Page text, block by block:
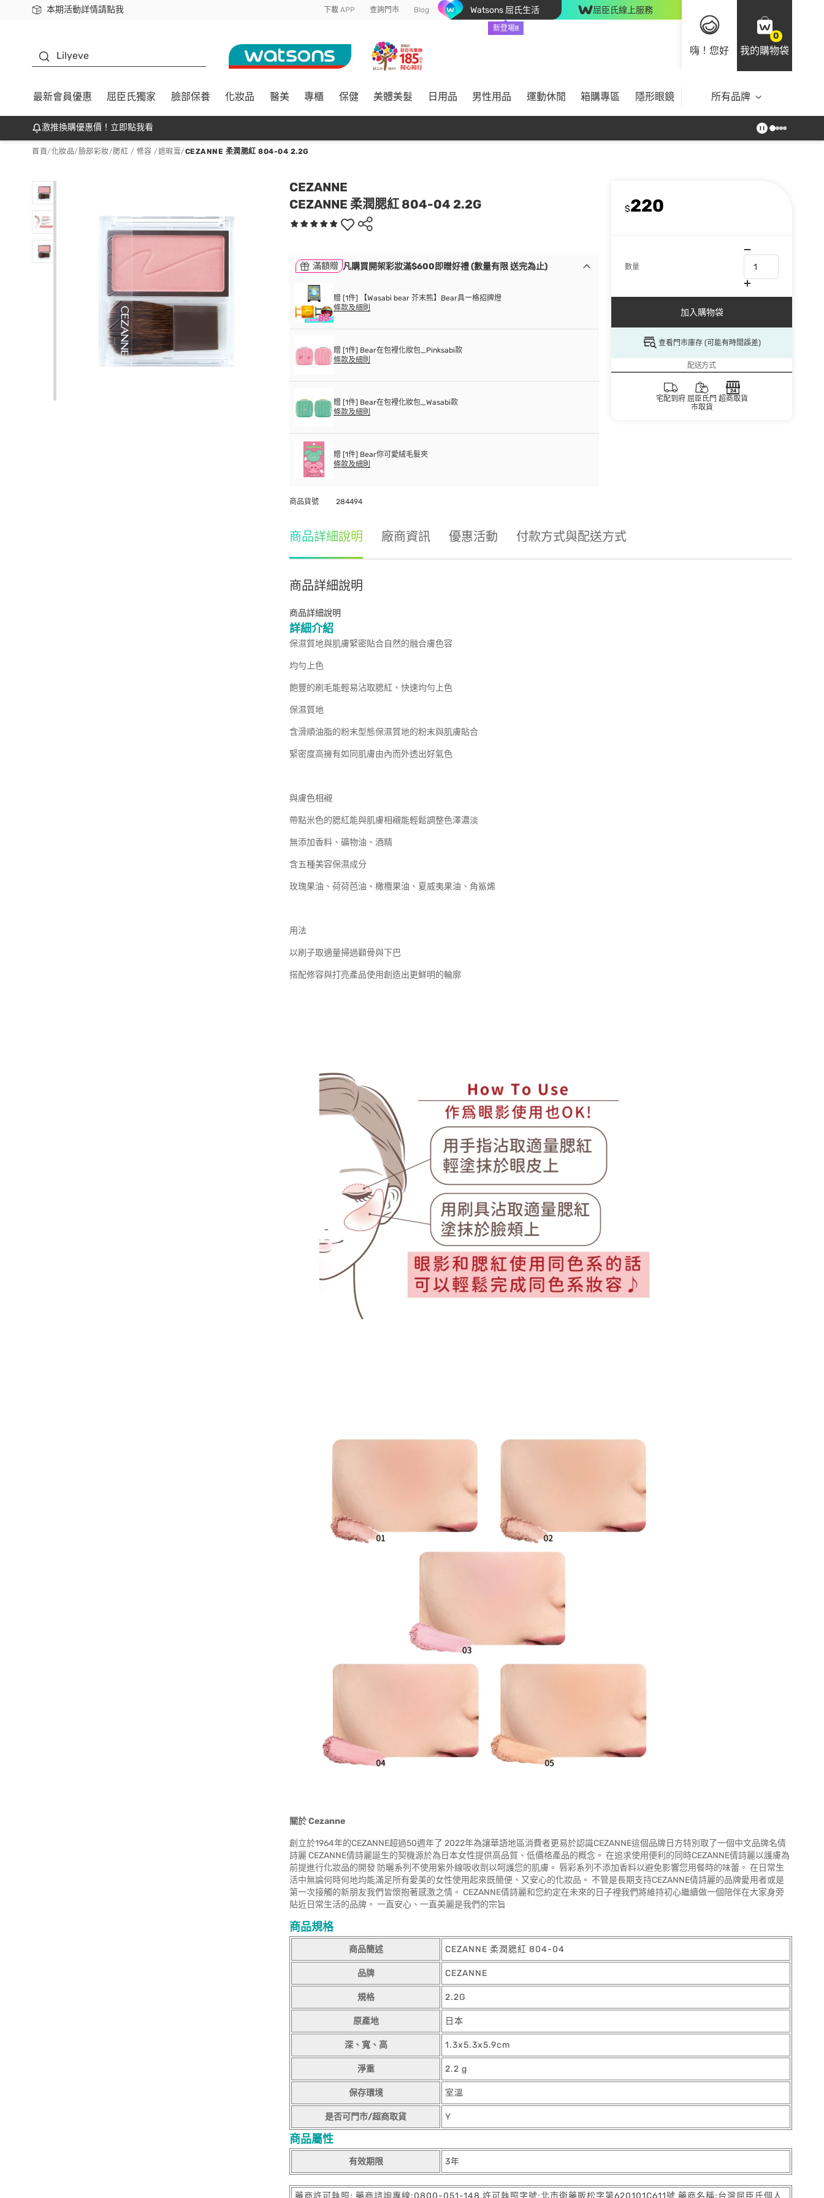
本期活動詳情請點我
下載app最高回饋$350 下載 APP 查詢門市 Blog Watsons 屈氏生活
新登場!!
屈臣氏線上服務
嗨！您好
0
我的購物袋
Lilyeve
最新會員優惠 屈臣氏獨家 臉部保養 化妝品 醫美 專櫃 保健 美體美髮 日用品 男性用品 運動休閒 箱購專區 隱形眼鏡 所有品牌
激推換購優惠價！立即點我看
首頁/化妝品/臉部彩妝/腮紅 / 修容 /遮瑕膏/CEZANNE 柔潤腮紅 804-04 2.2G
CEZANNE
CEZANNE 柔潤腮紅 804-04 2.2G
$220
數量
加入購物袋
查看門市庫存 (可能有時間誤差)
配送方式
宅配到府 屈臣氏門
市取貨
超商取貨
滿額贈 凡購買開架彩妝滿$600即贈好禮 (數量有限 送完為止)
贈 [1件] 【Wasabi bear 芥末熊】Bear具一格招牌燈
條款及細則
贈 [1件] Bear在包裡化妝包_Pinksabi款
條款及細則
贈 [1件] Bear在包裡化妝包_Wasabi款
條款及細則
贈 [1件] Bear你可愛絨毛髮夾
條款及細則
商品貨號 284494
商品詳細說明 廠商資訊 優惠活動 付款方式與配送方式
商品詳細說明
商品詳細說明
詳細介紹
保濕質地與肌膚緊密貼合自然的融合膚色容
均勻上色
飽豐的刷毛能輕易沾取腮紅、快速均勻上色
保濕質地
含滑順油脂的粉末型態保濕質地的粉末與肌膚貼合
緊密度高擁有如同肌膚由內而外透出好氣色
與膚色相襯
帶點米色的腮紅能與肌膚相襯能輕鬆調整色澤濃淡
無添加香料、礦物油、酒精
含五種美容保濕成分
玫瑰果油、荷荷芭油、橄欖果油、夏威夷果油、角鯊烯
用法
以刷子取適量掃過顴骨與下巴
搭配修容與打亮產品使用創造出更鮮明的輪廓
關於Cezanne
創立於1964年的CEZANNE超過50週年了 2022年為讓華語地區消費者更易於認識CEZANNE這個品牌日方特別取了一個中文品牌名倩
詩麗 CEZANNE倩詩麗誕生的契機源於為日本女性提供高品質、低價格產品的概念。 在追求使用便利的同時CEZANNE倩詩麗以護膚為
前提進行化妝品的開發 防曬系列不使用紫外線吸收劑以呵護您的肌膚。 唇彩系列不添加香料以避免影響您用餐時的味蕾。 在日常生
活中無論何時何地均能滿足所有愛美的女性使用起來既簡便、又安心的化妝品。 不管是長期支持CEZANNE倩詩麗的品牌愛用者或是
第一次接觸的新朋友我們皆懷抱著感激之情。 CEZANNE倩詩麗和您約定在未來的日子裡我們將維持初心繼續做一個陪伴在大家身旁
貼近日常生活的品牌。 一直安心、一直美麗是我們的宗旨
商品規格
商品簡述 CEZANNE 柔潤腮紅 804-04
品牌 CEZANNE
規格 2.2G
原產地 日本
深、寬、高 1.3x5.3x5.9cm
淨重 2.2 g
保存環境 室溫
是否可門市/超商取貨 Y
商品屬性
有效期限 3年
藥商許可執照: 藥商諮詢專線:0800-051-148 許可執照字號:北市衛藥販松字第620101C611號 藥商名稱:台灣屈臣氏個人